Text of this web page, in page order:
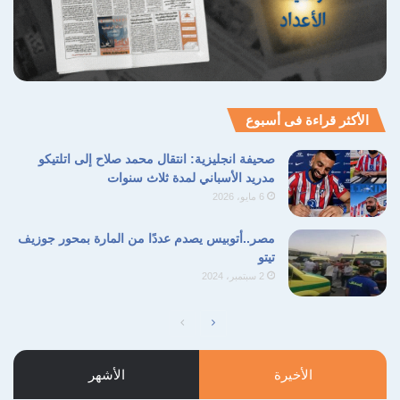
نسخ الرابط
الأكثر قراءة فى أسبوع
صحيفة انجليزية: انتقال محمد صلاح إلى اتلتيكو
مدريد الأسباني لمدة ثلاث سنوات
6 مايو، 2026
مصر..أتوبيس يصدم عددًا من المارة بمحور جوزيف
تيتو
2 سبتمبر، 2024
الصفحة
السابقة
الصفحة
التالية
الأخيرة الأشهر